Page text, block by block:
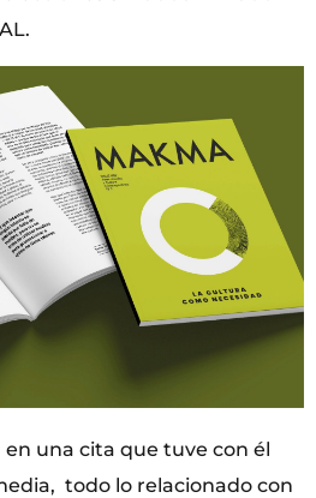
en una cita que tuve con él
todo lo relacionado con